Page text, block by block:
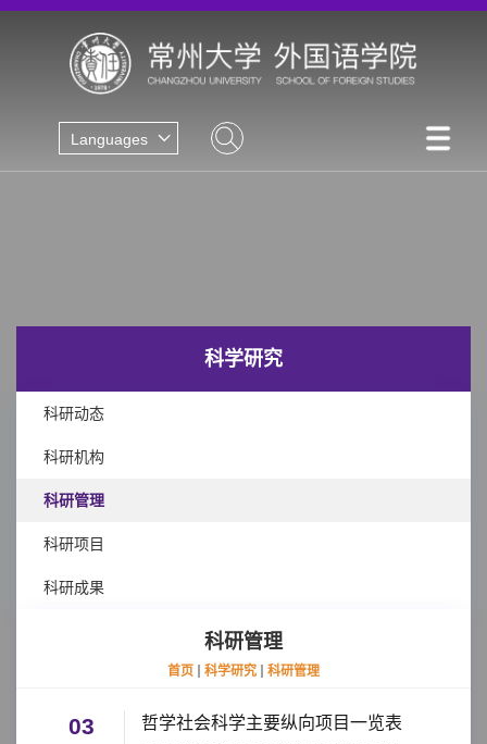
Languages
科学研究
科研动态
科研机构
科研管理
科研项目
科研成果
科研管理
首页 科学研究 科研管理
03 哲学社会科学主要纵向项目一览表